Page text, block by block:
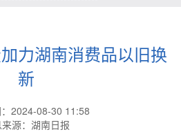
力湖南消费品以旧换
新
2024-08-30 11:58
源：湖南日报